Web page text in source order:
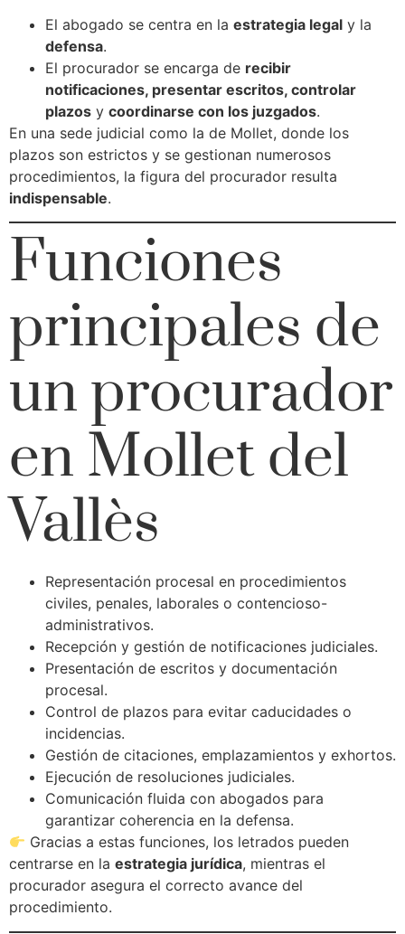
El abogado se centra en la estrategia legal y la
defensa.
El procurador se encarga de recibir
notificaciones, presentar escritos, controlar
plazos y coordinarse con los juzgados.
En una sede judicial como la de Mollet, donde los
plazos son estrictos y se gestionan numerosos
procedimientos, la figura del procurador resulta
indispensable.
Funciones
principales de
un procurador
en Mollet del
Vallès
Representación procesal en procedimientos
civiles, penales, laborales o contencioso-
administrativos.
Recepción y gestión de notificaciones judiciales.
Presentación de escritos y documentación
procesal.
Control de plazos para evitar caducidades o
incidencias.
Gestión de citaciones, emplazamientos y exhortos.
Ejecución de resoluciones judiciales.
Comunicación fluida con abogados para
garantizar coherencia en la defensa.
Gracias a estas funciones, los letrados pueden
centrarse en la estrategia jurídica, mientras el
procurador asegura el correcto avance del
procedimiento.